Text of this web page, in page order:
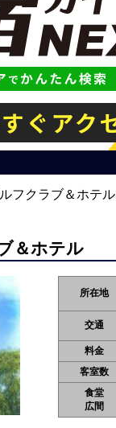
フクラブ＆ホテル
＆ホテル
所在地
交通
料金
客室数
食堂
広間